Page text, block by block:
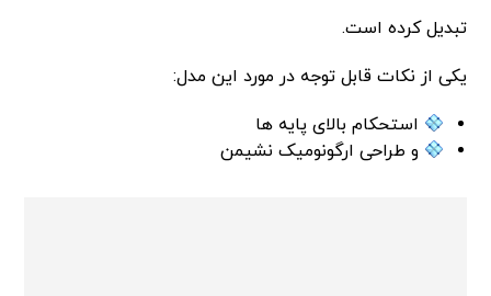
تبدیل کرده است.
یکی از نکات قابل توجه در مورد این مدل:
استحکام بالای پایه ها
و طراحی ارگونومیک نشیمن